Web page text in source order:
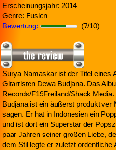
Erscheinungsjahr: 2014
Genre: Fusion
Bewertung:
(7/10)
Surya Namaskar ist der Titel eines
Gitarristen Dewa Budjana. Das
Records/F19Freiland/Shack Media.
Budjana ist ein äußerst
sagen. Er hat in Indonesien ein
und ist dort ein Superstar der
paar Jahren seiner großen Liebe,
dem Stil legte er zuletzt ordentliche